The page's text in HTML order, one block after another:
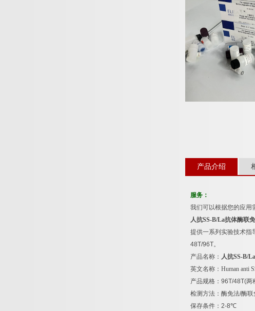
产品介绍
服务：
我们可以根据您的应用
人抗SS-B/La抗体酶联
提供一系列实验技术指
48T/96T。
产品名称： 人抗SS-B/La
英文名称： Human anti
产品规格： 96T/48T(两
检测方法：酶免法/酶联
保存条件： 2-8℃